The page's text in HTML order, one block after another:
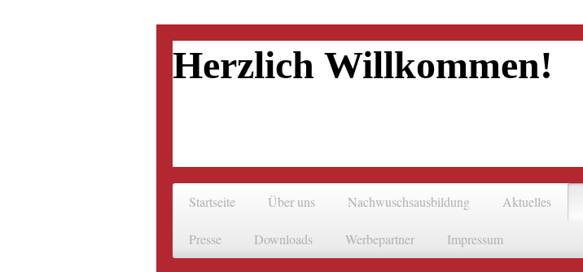
Herzlich Willkommen!
Startseite Über uns Nachwuschsausbildung Aktuelles
Presse Downloads Werbepartner Impressum